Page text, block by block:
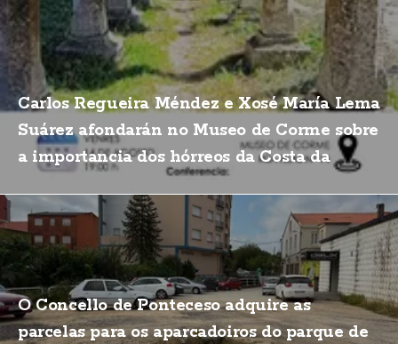
Carlos Regueira Méndez e Xosé María Lema
Suárez afondarán no Museo de Corme sobre
a importancia dos hórreos da Costa da
O Concello de Ponteceso adquire as
parcelas para os aparcadoiros do parque de